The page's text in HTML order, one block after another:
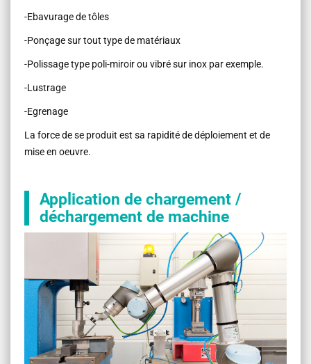
-Ebavurage de tôles
-Ponçage sur tout type de matériaux
-Polissage type poli-miroir ou vibré sur inox par exemple.
-Lustrage
-Egrenage
La force de se produit est sa rapidité de déploiement et de
mise en oeuvre.
Application de chargement /
déchargement de machine